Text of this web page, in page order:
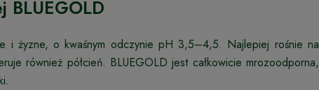
i żyzne, o kwaśnym odczynie pH 3,5–4,5. Najlepiej rośnie na
również półcień. BLUEGOLD jest całkowicie mrozoodporna,